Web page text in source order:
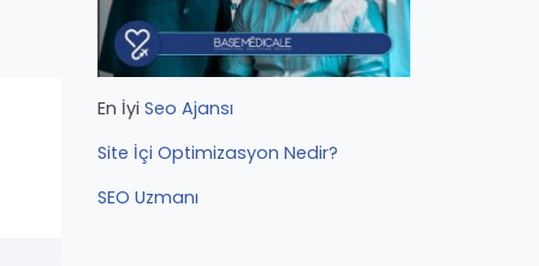
En İyi Seo Ajansı
Site İçi Optimizasyon Nedir?
SEO Uzmanı